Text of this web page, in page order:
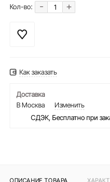
Кол-во: - +
Как заказать
Доставка
В Москва
Изменить
СДЭК, Бесплатно при
ОПИСАНИЕ ТОВАРА